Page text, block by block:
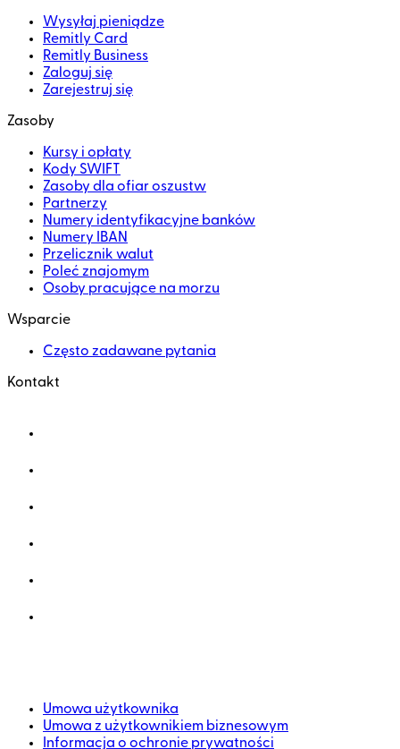
Wysyłaj pieniądze
Remitly Card
Remitly Business
Zaloguj się
Zarejestruj się
Zasoby
Kursy i opłaty
Kody SWIFT
Zasoby dla ofiar oszustw
Partnerzy
Numery identyfikacyjne banków
Numery IBAN
Przelicznik walut
Poleć znajomym
Osoby pracujące na morzu
Wsparcie
Często zadawane pytania
Kontakt
Umowa użytkownika
Umowa z użytkownikiem biznesowym
Informacja o ochronie prywatności